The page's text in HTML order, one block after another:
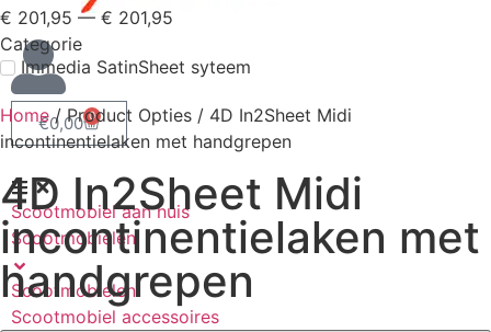
€0,00 0
Scootmobiel aan huis
Scootmobielen
Scootmobielen
Scootmobiel accessoires
€ 201,95 — € 201,95
Categorie
Immedia SatinSheet syteem
Home/ Product Opties / 4D In2Sheet Midi
incontinentielaken met handgrepen
4D In2Sheet Midi
incontinentielaken met
handgrepen